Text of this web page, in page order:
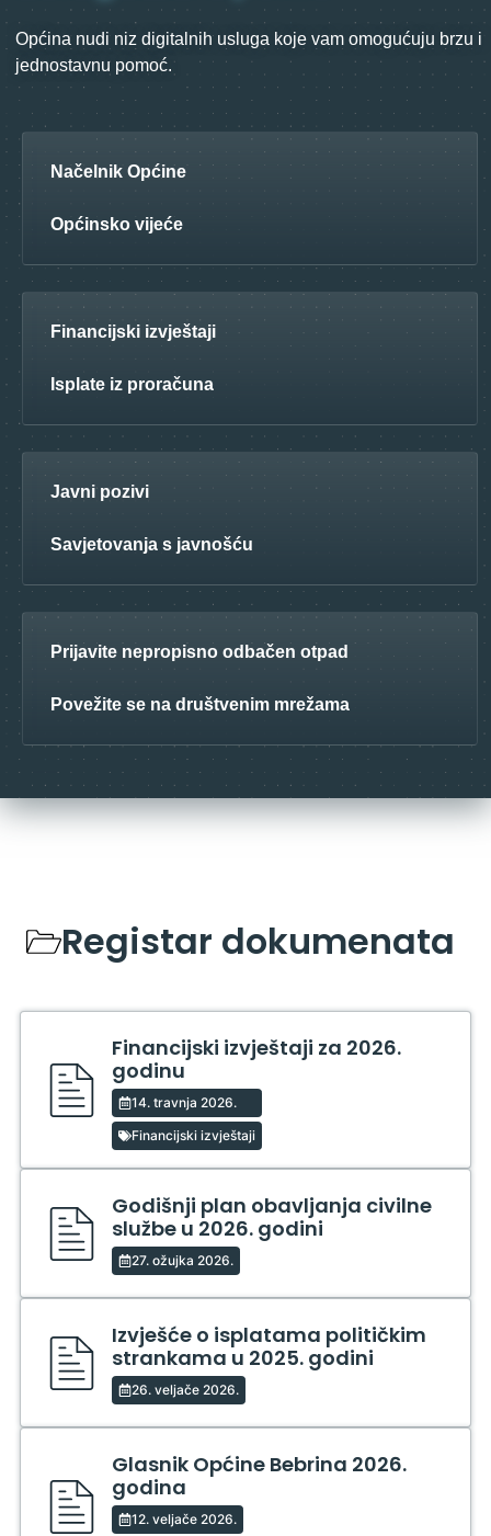
Općina nudi niz digitalnih usluga koje vam omogućuju brzu i
jednostavnu pomoć.
Načelnik Općine
Općinsko vijeće
Financijski izvještaji
Isplate iz proračuna
Javni pozivi
Savjetovanja s javnošću
Prijavite nepropisno odbačen otpad
Povežite se na društvenim mrežama
Registar dokumenata
Financijski izvještaji za 2026.
godinu
14. travnja 2026.
Financijski izvještaji
Godišnji plan obavljanja civilne
službe u 2026. godini
27. ožujka 2026.
Izvješće o isplatama političkim
strankama u 2025. godini
26. veljače 2026.
Glasnik Općine Bebrina 2026.
godina
12. veljače 2026.